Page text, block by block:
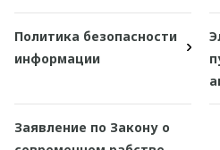
Политика безопасности
информации
Заявление по Закону о